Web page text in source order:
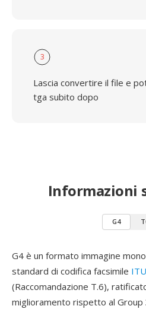
3
Lascia convertire il file e
tga subito dopo
Informazioni
G4
G4 è un formato immagine
standard di codifica facsimile
(Raccomandazione T.6),
miglioramento rispetto al